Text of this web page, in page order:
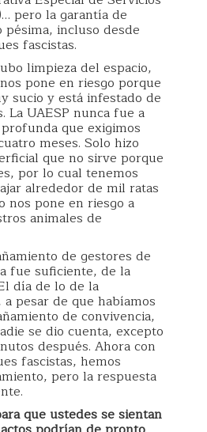
pero la garantía de
pésima, incluso desde
fascistas.
limpieza del espacio,
pone en riesgo porque
sucio y está infestado de
La UAESP nunca fue a
que exigimos
meses. Solo hizo
que no sirve porque
por lo cual tenemos
alrededor de mil ratas
nos pone en riesgo a
animales de
de gestores de
fue suficiente, de la
día de lo de la
pesar de que habíamos
de convivencia,
se dio cuenta, excepto
después. Ahora con
fascistas, hemos
pero la respuesta
que ustedes se sientan